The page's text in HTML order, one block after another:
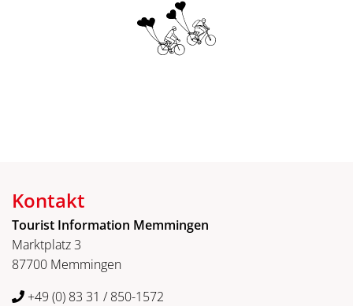
Kontakt
Tourist Information Memmingen
Marktplatz 3
87700 Memmingen
+49 (0) 83 31 / 850-1572